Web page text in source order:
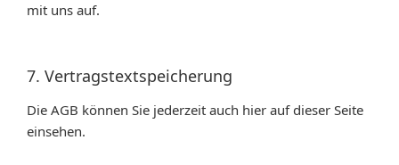
mit uns auf.
7. Vertragstextspeicherung
Die AGB können Sie jederzeit auch hier auf dieser Seite
einsehen.